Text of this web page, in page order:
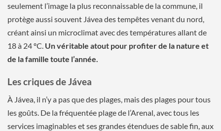
seulement l’image la plus reconnaissable de la commune, il
protège aussi souvent Jávea des tempêtes venant du nord,
créant ainsi un microclimat avec des températures allant de
18 à 24 ºC. Un véritable atout pour profiter de la nature et
de la famille toute l’année.
Les criques de Jávea
À Jávea, il n’y a pas que des plages, mais des plages pour tous
les goûts. De la fréquentée plage de l’Arenal, avec tous les
services imaginables et ses grandes étendues de sable fin, aux